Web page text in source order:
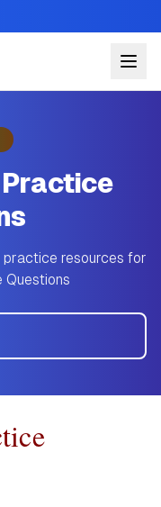
Practice
practice resources for
Questions